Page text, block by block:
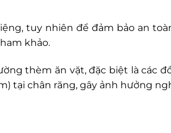
tuy nhiên để đảm bảo an
khảo.
thèm ăn vặt, đặc biệt là các
tại chân răng, gây ảnh hưởng